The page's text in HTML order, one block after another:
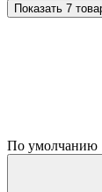
Показать 7
По умолчанию